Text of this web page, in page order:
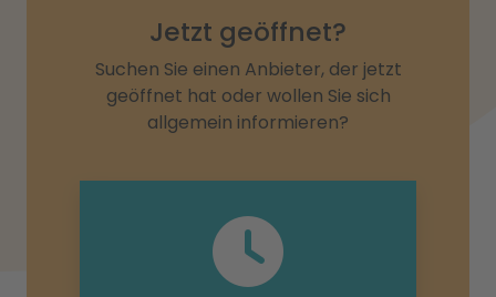
Jetzt geöffnet?
Suchen Sie einen Anbieter, der jetzt
geöffnet hat oder wollen Sie sich
allgemein informieren?